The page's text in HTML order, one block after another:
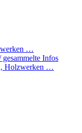
…
Infos
Holzwerken …